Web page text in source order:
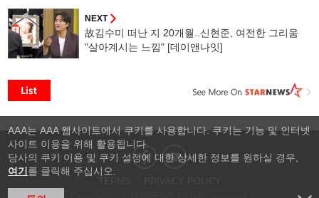
NEXT
故김수미 떠난 지 20개월..신현준, 여전한 그리움
"살아계시는 느낌" [데이앤나잇]
AAA는 AAA 웹사이트에서 쿠키를 사용합니다. 쿠키는 기능 및 인터넷
사이트 이용을 위해 활용됩니다.
당사의 쿠키 이용 및 쿠키 설정에 대한 상세한 정보를 원하실 경우,
여기 를 클릭해 주십시오.